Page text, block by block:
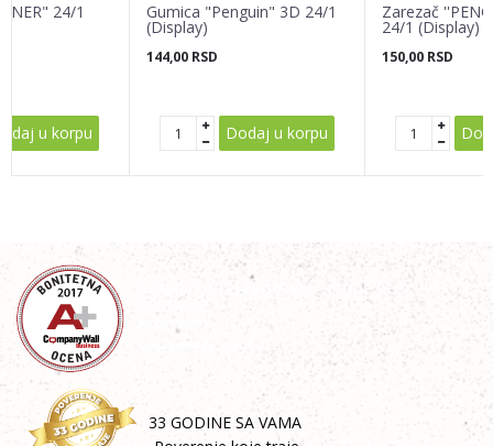
POŠALJI
24/1
u korpu
Gumica "Penguin" 3D 24/1
(Display)
144,00 RSD
Dodaj u korpu
Zarezač
24/1 (Display)
150,00 RSD
33 GODINE SA VAMA